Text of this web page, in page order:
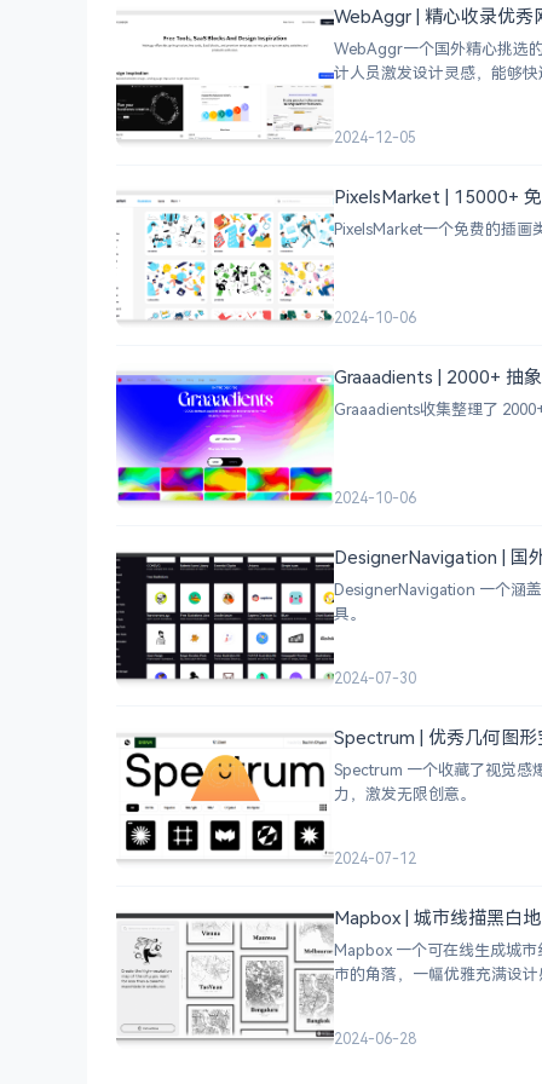
WebAggr | 精心收录优秀
WebAggr一个国外精心挑选
计人员激发设计灵感，能够
2024-12-05
PixelsMarket | 15000+
PixelsMarket一个免费的插画
2024-10-06
Graaadients | 2000+ 抽
Graaadients收集整理了
2024-10-06
DesignerNavigation | 国
DesignerNavigation 一个涵
具。
2024-07-30
Spectrum | 优秀几何图
Spectrum 一个收藏了视觉感
力，激发无限创意。
2024-07-12
Mapbox | 城市线描黑白
Mapbox 一个可在线生成城
市的角落，一幅优雅充满设
2024-06-28